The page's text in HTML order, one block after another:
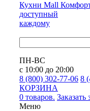
Кухни Mall
доступный
каждому
ПН-ВС
с 10:00 до 20:00
8 (800) 302-77-06 8
КОРЗИНА
0 товаров. Заказать
Меню